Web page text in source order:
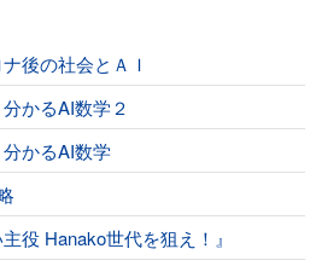
後の社会とＡＩ
かるAI数学２
かるAI数学
役 Hanako世代を狙え！』